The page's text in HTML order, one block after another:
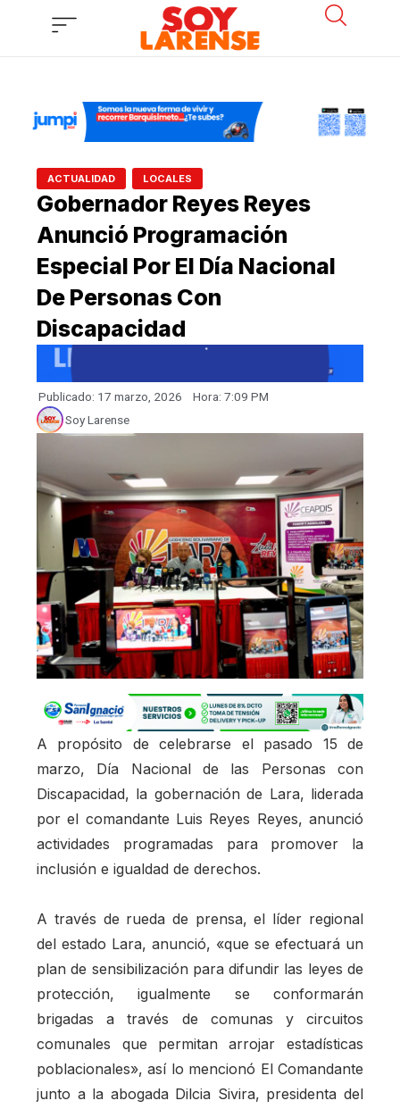
ACTUALIDAD LOCALES
Gobernador Reyes Reyes
Anunció Programación
Especial Por El Día Nacional
De Personas Con
Discapacidad
Publicado: 17 marzo, 2026 Hora: 7:09 PM
Soy Larense
A propósito de celebrarse el pasado 15 de
marzo, Día Nacional de las Personas con
Discapacidad, la gobernación de Lara, liderada
por el comandante Luis Reyes Reyes, anunció
actividades programadas para promover la
inclusión e igualdad de derechos.
A través de rueda de prensa, el líder regional
del estado Lara, anunció, «que se efectuará un
plan de sensibilización para difundir las leyes de
protección, igualmente se conformarán
brigadas a través de comunas y circuitos
comunales que permitan arrojar estadísticas
poblacionales», así lo mencionó El Comandante
junto a la abogada Dilcia Sivira, presidenta del